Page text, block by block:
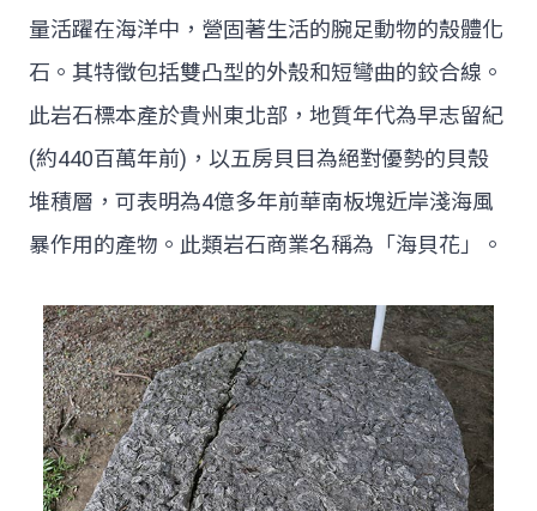
量活躍在海洋中，營固著生活的腕足動物的殼體化
石。其特徵包括雙凸型的外殼和短彎曲的鉸合線。
此岩石標本產於貴州東北部，地質年代為早志留紀
(約440百萬年前)，以五房貝目為絕對優勢的貝殼
堆積層，可表明為4億多年前華南板塊近岸淺海風
暴作用的產物。此類岩石商業名稱為「海貝花」。